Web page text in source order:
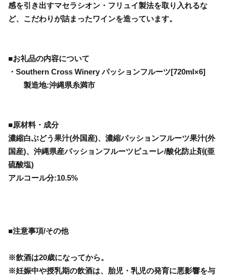
感を引き出すマセラシオン・フリュイ製法を取り入れるな
ど、こだわりが詰まったワインを造っています。
■お礼品の内容について
・Southern Cross Winery パッションフルーツ[720ml×6]
製造地:沖縄県糸満市
■原材料・成分
濃縮白ぶどう果汁(外国産)、濃縮パッションフルーツ果汁(外
国産)、沖縄県産パッションフルーツピューレ/酸化防止剤(亜
硫酸塩)
アルコール分:10.5%
■注意事項/その他
※飲酒は20歳になってから。
※妊娠中や授乳期の飲酒は、胎児・乳児の発育に悪影響を与